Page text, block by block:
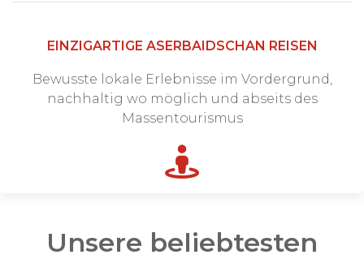
EINZIGARTIGE ASERBAIDSCHAN REISEN
Bewusste lokale Erlebnisse im Vordergrund,
nachhaltig wo möglich und abseits des
Massentourismus
Unsere beliebtesten